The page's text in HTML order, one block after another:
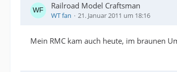
Railroad Model Craftsman
WT fan 21. Januar 2011 um 18:16
Mein RMC kam auch heute, im braunen